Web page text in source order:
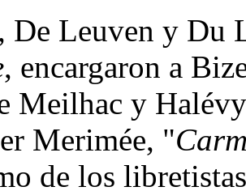
De Leuven y Du
, encargaron a
Meilhac y
Merimée, "
de los